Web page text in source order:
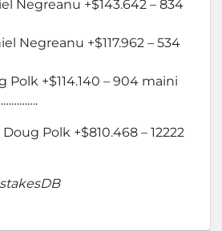
Negreanu +$143.642 – 834
Negreanu +$117.962 – 534
Polk +$114.140 – 904 maini
Polk +$810.468 – 12222